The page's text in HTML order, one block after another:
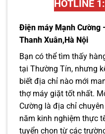
HOTLINE
Điện máy Mạnh Cường
Thanh Xuân,Hà Nội
Bạn có thể tìm thấy
tại Thường Tín, nhưng
biết địa chỉ nào mới
thợ máy giặt tốt nhất.
Cường là địa chỉ
năm kinh nghiệm thực
tuyển chọn từ các